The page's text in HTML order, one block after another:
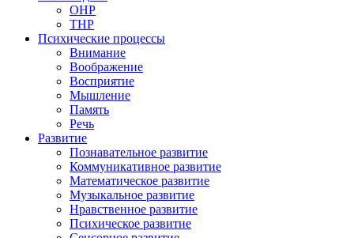
ОНР
ТНР
Психические процессы
Внимание
Воображение
Восприятие
Мышление
Память
Речь
Развитие
Познавательное развитие
Коммуникативное развитие
Математическое развитие
Музыкальное развитие
Нравственное развитие
Психическое развитие